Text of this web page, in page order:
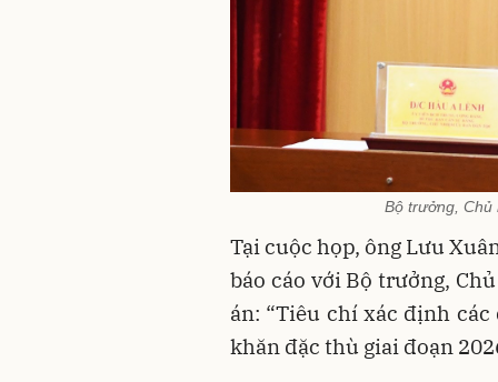
Bộ trưởng, Chủ
Tại cuộc họp, ông Lưu
báo cáo với Bộ trưởng,
án: “Tiêu chí xác định
khăn đặc thù giai đoạn